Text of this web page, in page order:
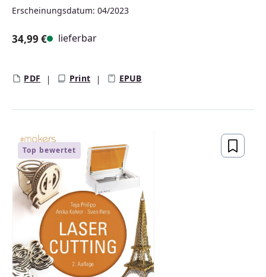
Erscheinungsdatum: 04/2023
34,99 € lieferbar
PDF Print EPUB
Top bewertet